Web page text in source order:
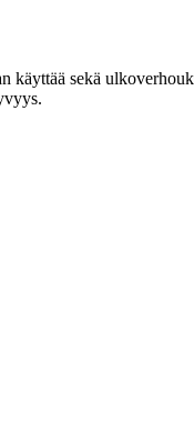
sekä